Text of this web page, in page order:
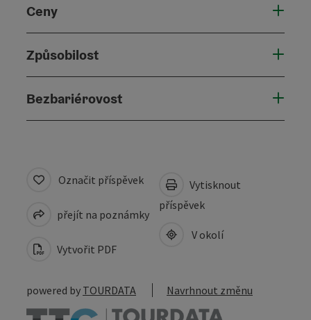
Ceny
Způsobilost
Bezbariérovost
Označit příspěvek
přejít na poznámky
Vytvořit PDF
Vytisknout
příspěvek
V okolí
powered by TOURDATA Navrhnout změnu